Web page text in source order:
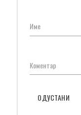
Име
Коментар
ОДУСТАНИ